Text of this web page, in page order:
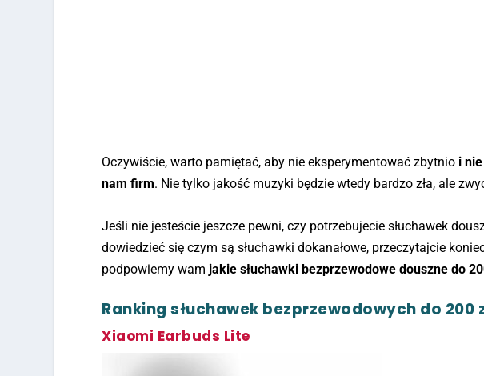
Oczywiście, warto pamiętać, aby nie eksperymentować zbytnio i
nam firm. Nie tylko jakość muzyki będzie wtedy bardzo zła, ale
Jeśli nie jesteście jeszcze pewni, czy potrzebujecie słuchawek
dowiedzieć się czym są słuchawki dokanałowe, przeczytajcie
podpowiemy wam jakie słuchawki bezprzewodowe douszne do
Ranking słuchawek bezprzewodowych do 200
Xiaomi Earbuds Lite